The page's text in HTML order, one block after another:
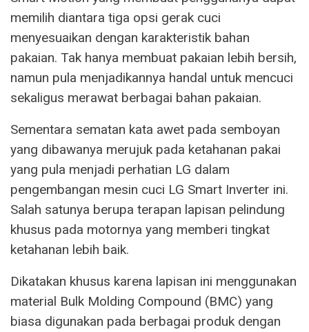
memilih diantara tiga opsi gerak cuci
menyesuaikan dengan karakteristik bahan
pakaian. Tak hanya membuat pakaian lebih bersih,
namun pula menjadikannya handal untuk mencuci
sekaligus merawat berbagai bahan pakaian.
Sementara sematan kata awet pada semboyan
yang dibawanya merujuk pada ketahanan pakai
yang pula menjadi perhatian LG dalam
pengembangan mesin cuci LG Smart Inverter ini.
Salah satunya berupa terapan lapisan pelindung
khusus pada motornya yang memberi tingkat
ketahanan lebih baik.
Dikatakan khusus karena lapisan ini menggunakan
material Bulk Molding Compound (BMC) yang
biasa digunakan pada berbagai produk dengan